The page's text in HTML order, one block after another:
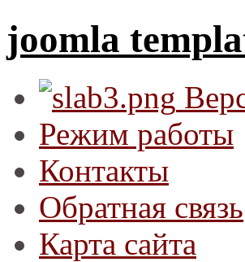
joomla
Режим работы
Контакты
Обратная связь
Карта сайта